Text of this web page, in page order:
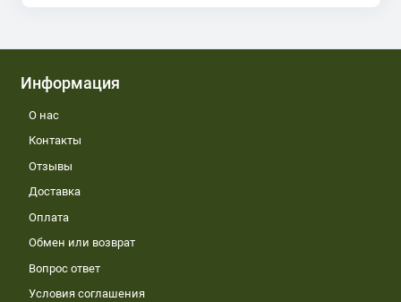
Информация
О нас
Контакты
Отзывы
Доставка
Оплата
Обмен или возврат
Вопрос ответ
Условия соглашения